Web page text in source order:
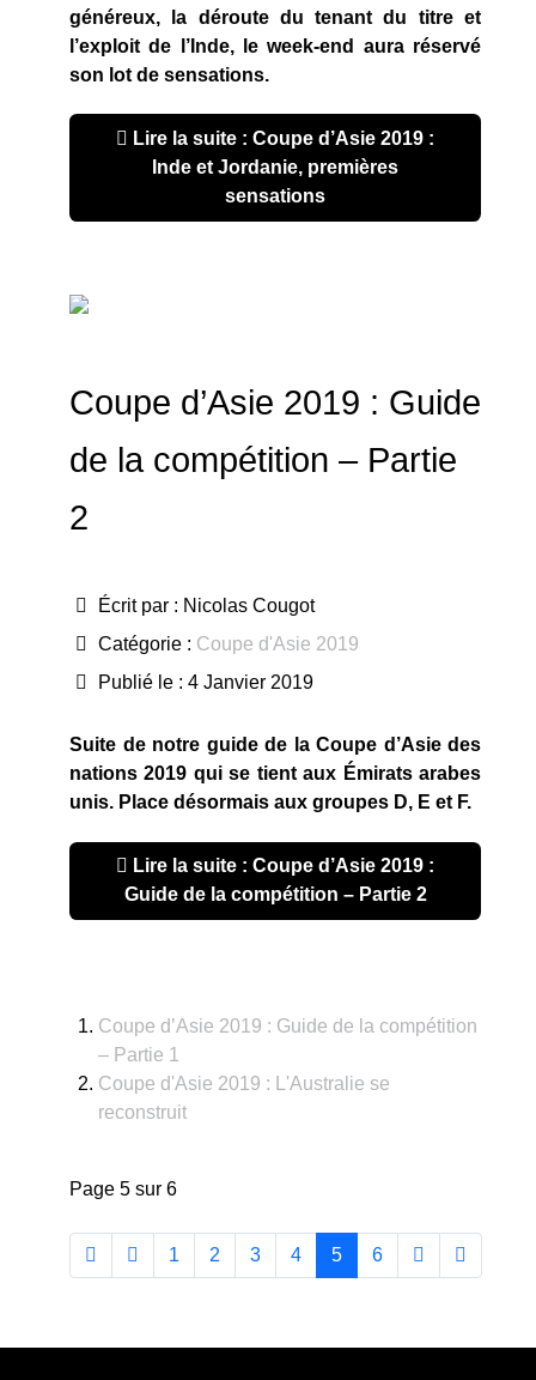
généreux, la déroute du tenant du titre et
l’exploit de l’Inde, le week-end aura réservé
son lot de sensations.
Lire la suite : Coupe d’Asie 2019 :
Inde et Jordanie, premières
sensations
Coupe d’Asie 2019 : Guide
de la compétition – Partie
2
Écrit par : Nicolas Cougot
Catégorie : Coupe d'Asie 2019
Publié le : 4 Janvier 2019
Suite de notre guide de la Coupe d’Asie des
nations 2019 qui se tient aux Émirats arabes
unis. Place désormais aux groupes D, E et F.
Lire la suite : Coupe d’Asie 2019 :
Guide de la compétition – Partie 2
Coupe d’Asie 2019 : Guide de la compétition
– Partie 1
Coupe d'Asie 2019 : L'Australie se
reconstruit
Page 5 sur 6
1 2 3 4 5 6